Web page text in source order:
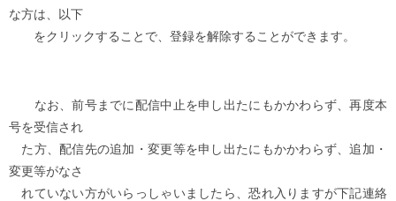
な方は、以下
をクリックすることで、登録を解除することができます。
なお、前号までに配信中止を申し出たにもかかわらず、再度本
号を受信され
た方、配信先の追加・変更等を申し出たにもかかわらず、追加・
変更等がなさ
れていない方がいらっしゃいましたら、恐れ入りますが下記連絡